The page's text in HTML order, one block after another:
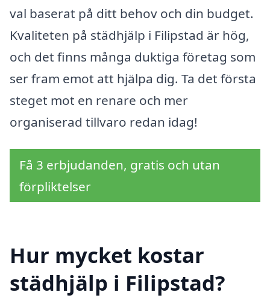
val baserat på ditt behov och din budget.
Kvaliteten på städhjälp i Filipstad är hög,
och det finns många duktiga företag som
ser fram emot att hjälpa dig. Ta det första
steget mot en renare och mer
organiserad tillvaro redan idag!
Få 3 erbjudanden, gratis och utan
förpliktelser
Hur mycket kostar
städhjälp i Filipstad?